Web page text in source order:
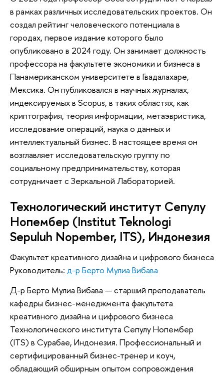
в рамках различных исследовательских проектов. Он
создал рейтинг человеческого потенциала в
городах, первое издание которого было
опубликовано в 2024 году. Он занимает должность
профессора на факультете экономики и бизнеса в
Панамериканском университете в Гвадалахаре,
Мексика. Он публиковался в научных журналах,
индексируемых в Scopus, в таких областях, как
криптография, теория информации, метаэвристика,
исследование операций, наука о данных и
интеллектуальный бизнес. В настоящее время он
возглавляет исследовательскую группу по
социальному предпринимательству, которая
сотрудничает с Зеркальной Лабораторией.
Технологический институт Сепулу
Нопембер (Institut Teknologi
Sepuluh Nopember, ITS), Индонезия
Факультет креативного дизайна и цифрового бизнеса
Руководитель: д-р Берто Мулиа Вибава
Д-р Берто Мулиа Вибава — старший преподаватель
кафедры бизнес-менеджмента факультета
креативного дизайна и цифрового бизнеса
Технологического института Сепулу Нопембер
(ITS) в Сурабае, Индонезия. Профессиональный и
сертифицированный бизнес-тренер и коуч,
обладающий обширным опытом сопровождения